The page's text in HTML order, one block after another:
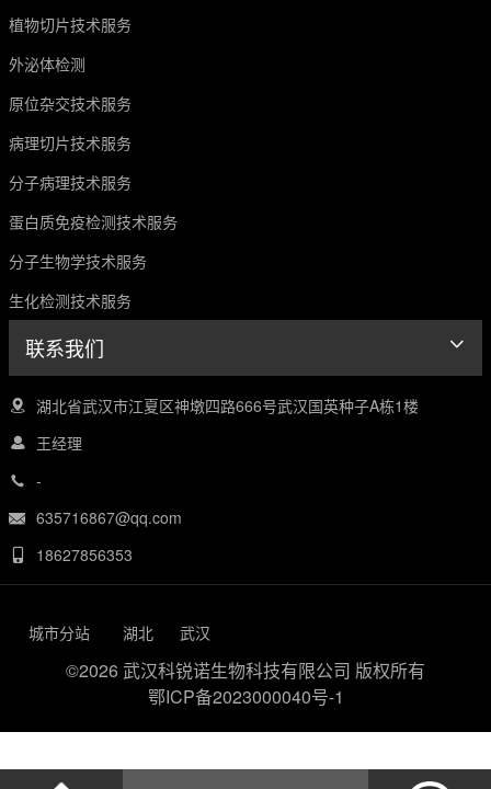
植物切片技术服务
外泌体检测
原位杂交技术服务
病理切片技术服务
分子病理技术服务
蛋白质免疫检测技术服务
分子生物学技术服务
生化检测技术服务
联系我们
湖北省武汉市江夏区神墩四路666号武汉国英种子A栋1楼
王经理
-
635716867@qq.com
18627856353
城市分站 湖北 武汉
©2026 武汉科锐诺生物科技有限公司 版权所有
鄂ICP备2023000040号-1